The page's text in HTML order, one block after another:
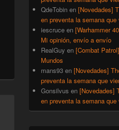
QdeTobin en [Novedades]
en preventa la semana que
iescruce en [Warhammer
Mi opinión, envío a envío
RealGuy en [Combat
Mundos
mans93 en [Novedades]
preventa la semana que
Gonsilvus en [Novedades]
en preventa la semana que